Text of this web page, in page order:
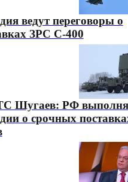
ведут переговоры о
ЗРС С-400
Шугаев: РФ
о срочных